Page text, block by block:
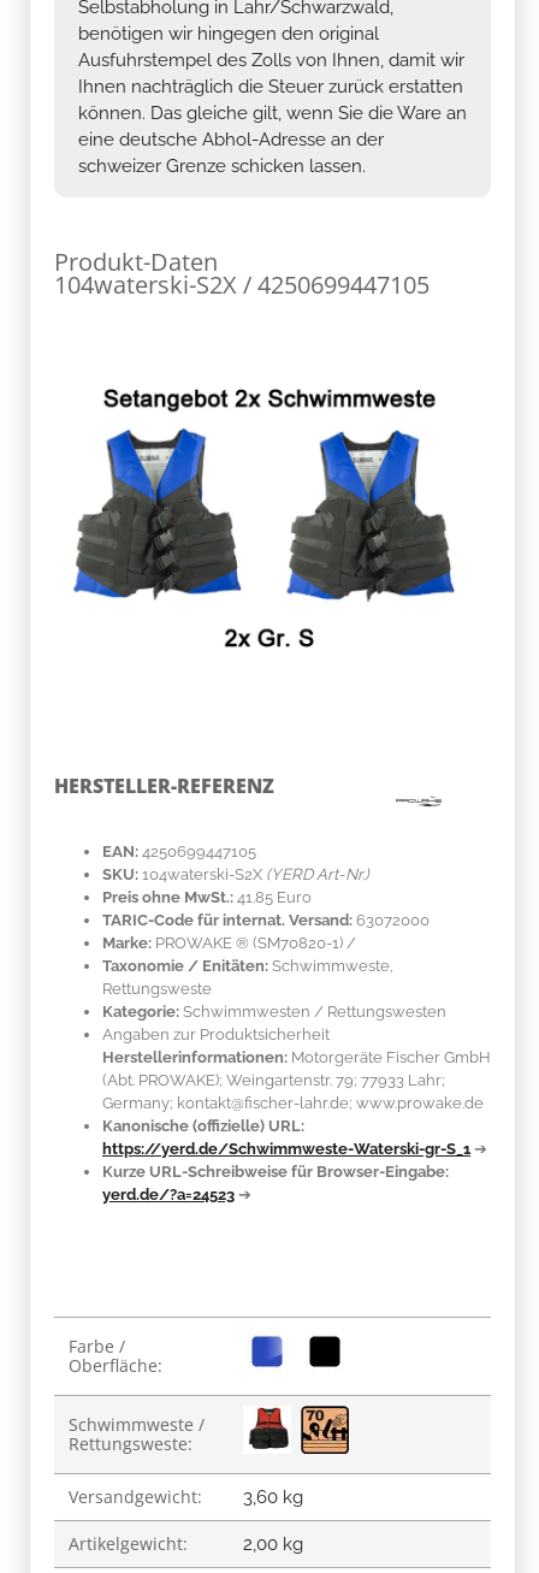
Selbstabholung in Lahr/Schwarzwald,
benötigen wir hingegen den original
Ausfuhrstempel des Zolls von Ihnen, damit wir
Ihnen nachträglich die Steuer zurück erstatten
können. Das gleiche gilt, wenn Sie die Ware an
eine deutsche Abhol-Adresse an der
schweizer Grenze schicken lassen.
Produkt-Daten
104waterski-S2X / 4250699447105
HERSTELLER-REFERENZ
EAN: 4250699447105
SKU: 104waterski-S2X (YERD Art-Nr.)
Preis ohne MwSt.: 41.85 Euro
TARIC-Code für internat. Versand: 63072000
Marke: PROWAKE ® (SM70820-1) /
Taxonomie / Enitäten: Schwimmweste,
Rettungsweste
Kategorie: Schwimmwesten / Rettungswesten
Angaben zur Produktsicherheit
Herstellerinformationen: Motorgeräte Fischer GmbH
(Abt. PROWAKE); Weingartenstr. 79; 77933 Lahr;
Germany; kontakt@fischer-lahr.de; www.prowake.de
Kanonische (offizielle) URL:
https://yerd.de/Schwimmweste-Waterski-gr-S_1 ➔
Kurze URL-Schreibweise für Browser-Eingabe:
yerd.de/?a=24523 ➔
Produkteigenschaft
Wert
Farbe /
Oberfläche:
Schwimmweste /
Rettungsweste:
Versandgewicht: 3,60 kg
Artikelgewicht: 2,00 kg